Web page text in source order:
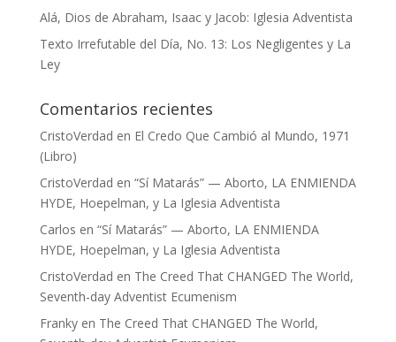
Alá, Dios de Abraham, Isaac y Jacob: Iglesia Adventista
Texto Irrefutable del Día, No. 13: Los Negligentes y La
Ley
Comentarios recientes
CristoVerdad en El Credo Que Cambió al Mundo, 1971
(Libro)
CristoVerdad en “Sí Matarás” — Aborto, LA ENMIENDA
HYDE, Hoepelman, y La Iglesia Adventista
Carlos en “Sí Matarás” — Aborto, LA ENMIENDA
HYDE, Hoepelman, y La Iglesia Adventista
CristoVerdad en The Creed That CHANGED The World,
Seventh-day Adventist Ecumenism
Frankyen The Creed That CHANGED The World,